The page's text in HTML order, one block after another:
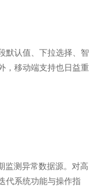
认值、下拉选择、智
，移动端支持也日益重
监测异常数据源。对高
统功能与操作指